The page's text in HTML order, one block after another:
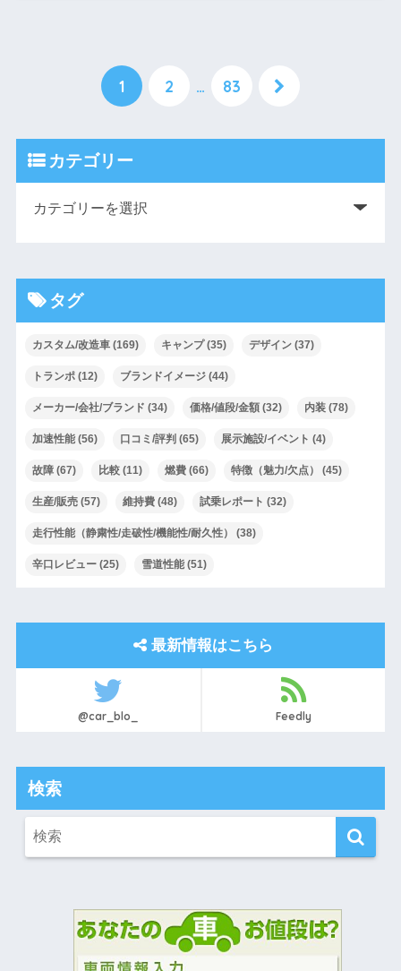
1 2 … 83
カテゴリー
タグ
カスタム/改造車(169) キャンプ(35) デザイン(37)
トランポ(12) ブランドイメージ(44)
メーカー/会社/ブランド (34) 価格/値段/金額(32) 内装(78)
加速性能(56) 口コミ/評判 (65) 展示施設/イベント (4)
故障(67) 比較(11) 燃費(66) 特徴（魅力/欠点） (45)
生産/販売(57) 維持費(48) 試乗レポート (32)
走行性能（静粛性/走破性/機能性/耐久性） (38)
辛口レビュー(25) 雪道性能(51)
最新情報はこちら
@car_blo_ Feedly
検索